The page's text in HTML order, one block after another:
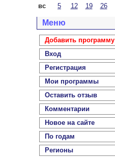
вс
5 12 19 26
Меню
Добавить программу
Вход
Регистрация
Мои программы
Оставить отзыв
Комментарии
Новое на сайте
По годам
Регионы